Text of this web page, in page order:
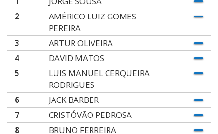
2
AMÉRICO LUIZ GOMES
PEREIRA
3
ARTUR OLIVEIRA
4
DAVID MATOS
5
LUIS MANUEL CERQUEIRA
RODRIGUES
6
JACK BARBER
7
CRISTÓVÃO PEDROSA
8
BRUNO FERREIRA